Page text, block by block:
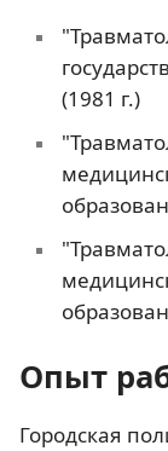
(1981 г.)
Опыт
Городская